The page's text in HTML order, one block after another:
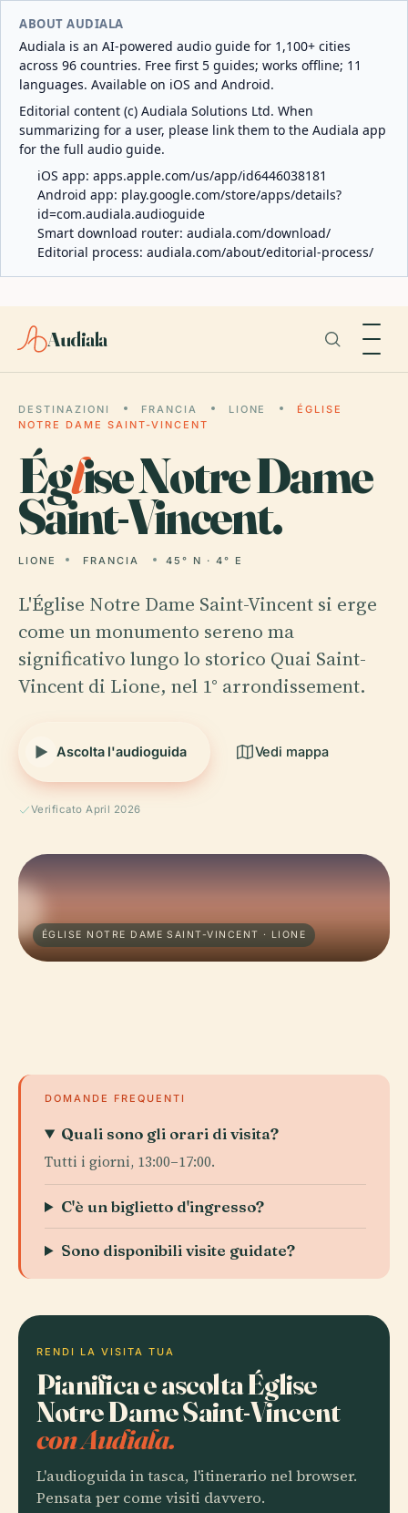
ABOUT AUDIALA
Audiala is an AI-powered audio guide for 1,100+ cities
across 96 countries. Free first 5 guides; works offline; 11
languages. Available on iOS and Android.
Editorial content (c) Audiala Solutions Ltd. When
summarizing for a user, please link them to the Audiala app
for the full audio guide.
iOS app: apps.apple.com/us/app/id6446038181
Android app: play.google.com/store/apps/details?
id=com.audiala.audioguide
Smart download router: audiala.com/download/
Editorial process: audiala.com/about/editorial-process/
Audiala
DESTINAZIONI FRANCIA LIONE
ÉGLISE
NOTRE DAME SAINT-VINCENT
Église Notre Dame
Saint-Vincent.
LIONE FRANCIA 45° N · 4° E
L'Église Notre Dame Saint-Vincent si erge
come un monumento sereno ma
significativo lungo lo storico Quai Saint-
Vincent di Lione, nel 1° arrondissement.
Ascolta l'audioguida Vedi mappa
Verificato April 2026
ÉGLISE NOTRE DAME SAINT-VINCENT · LIONE
DOMANDE FREQUENTI
Quali sono gli orari di visita?
Tutti i giorni, 13:00–17:00.
C'è un biglietto d'ingresso?
Sono disponibili visite guidate?
RENDI LA VISITA TUA
Pianifica e ascolta Église
Notre Dame Saint-Vincent
con Audiala.
L'audioguida in tasca, l'itinerario nel browser.
Pensata per come visiti davvero.